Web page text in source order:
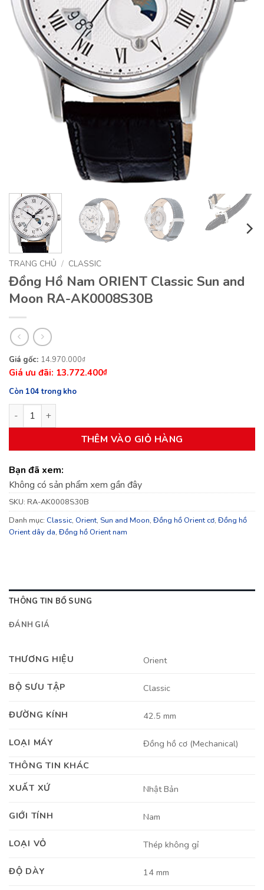
TRANG CHỦ / CLASSIC
Đồng Hồ Nam ORIENT Classic Sun and
Moon RA-AK0008S30B
14.970.000₫
Giá
gốc
là:
14.970.000₫.
13.772.400₫
Giá
hiện
tại
là:
13.772.400₫.
Còn 104 trong kho
Đồng Hồ Nam ORIENT Classic Sun and Moon RA-
THÊM VÀO GIỎ HÀNG
Bạn đã xem:
Không có sản phẩm xem gần đây
SKU: RA-AK0008S30B
Danh mục: Classic, Orient, Sun and Moon, Đồng hồ Orient cơ, Đồng hồ
Orient dây da, Đồng hồ Orient nam
THÔNG TIN BỔ SUNG
ĐÁNH GIÁ
THƯƠNG HIỆU Orient
BỘ SƯU TẬP Classic
ĐƯỜNG KÍNH 42.5 mm
LOẠI MÁY
Đồng hồ cơ (Mechanical)
THÔNG TIN KHÁC
XUẤT XỨ
Nhật Bản
GIỚI TÍNH Nam
LOẠI VỎ Thép không gỉ
ĐỘ DÀY 14 mm